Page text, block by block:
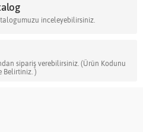
inceleyebilirsiniz.
sipariş verebilirsiniz. (Ürün Kodunu
Belirtiniz. )